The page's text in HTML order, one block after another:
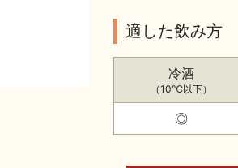
適した飲み方
冷酒
（10℃以下）
◎